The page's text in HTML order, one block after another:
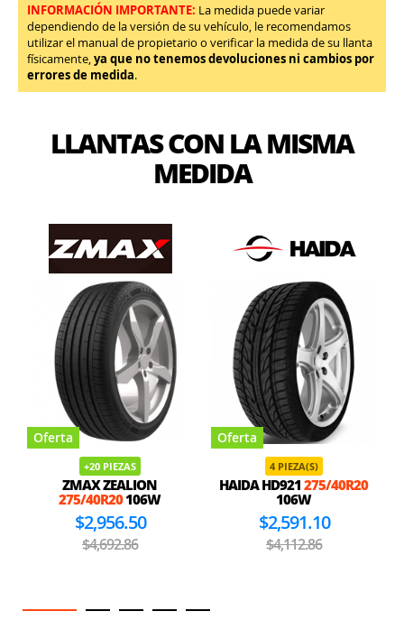
INFORMACIÓN IMPORTANTE: La medida puede variar
dependiendo de la versión de su vehículo, le recomendamos
utilizar el manual de propietario o verificar la medida de su llanta
físicamente,ya que no tenemos devoluciones ni cambios por
errores de medida.
LLANTAS CON LA MISMA
MEDIDA
Oferta
+20 PIEZAS
ZMAX ZEALION
275/40R20106W
$2,956.50
$4,692.86
Oferta
4 PIEZA(S)
HAIDA HD921 275/40R20
106W
$2,591.10
$4,112.86